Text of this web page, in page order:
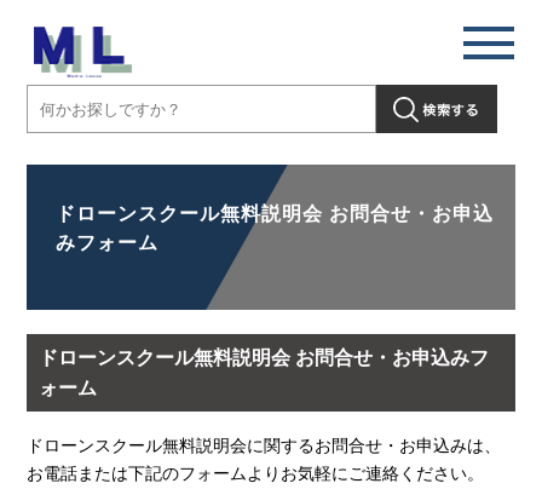
ドローンスクール無料説明会 お問合せ・お申込
みフォーム
ドローンスクール無料説明会 お問合せ・お申込みフ
ォーム
ドローンスクール無料説明会に関するお問合せ・お申込みは、
お電話または下記のフォームよりお気軽にご連絡ください。